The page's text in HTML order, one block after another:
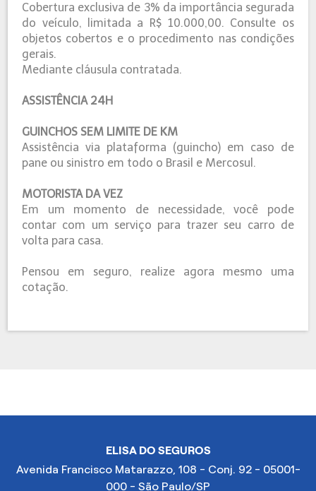
Cobertura exclusiva de 3% da importância segurada
do veículo, limitada a R$ 10.000,00. Consulte os
objetos cobertos e o procedimento nas condições
gerais.
Mediante cláusula contratada.
ASSISTÊNCIA 24H
GUINCHOS SEM LIMITE DE KM
Assistência via plataforma (guincho) em caso de
pane ou sinistro em todo o Brasil e Mercosul.
MOTORISTA DA VEZ
Em um momento de necessidade, você pode
contar com um serviço para trazer seu carro de
volta para casa.
Pensou em seguro, realize agora mesmo uma
cotação.
ELISA DO SEGUROS
Avenida Francisco Matarazzo, 108 - Conj. 92 - 05001-
000 - São Paulo/SP